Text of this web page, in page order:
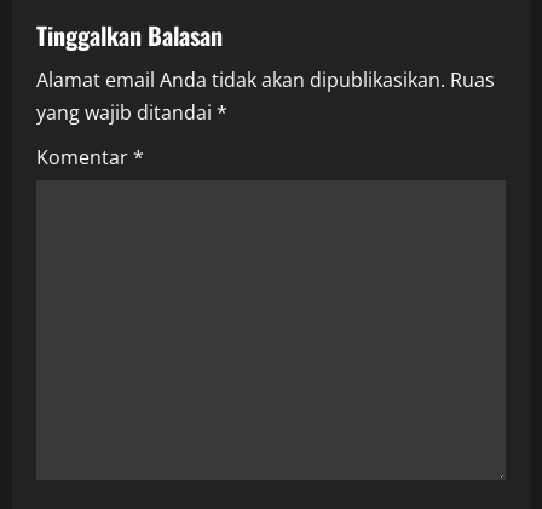
v
i
g
a
Tinggalkan Balasan
Alamat email Anda tidak akan dipublikasikan. Ruas
yang wajib ditandai *
Komentar*